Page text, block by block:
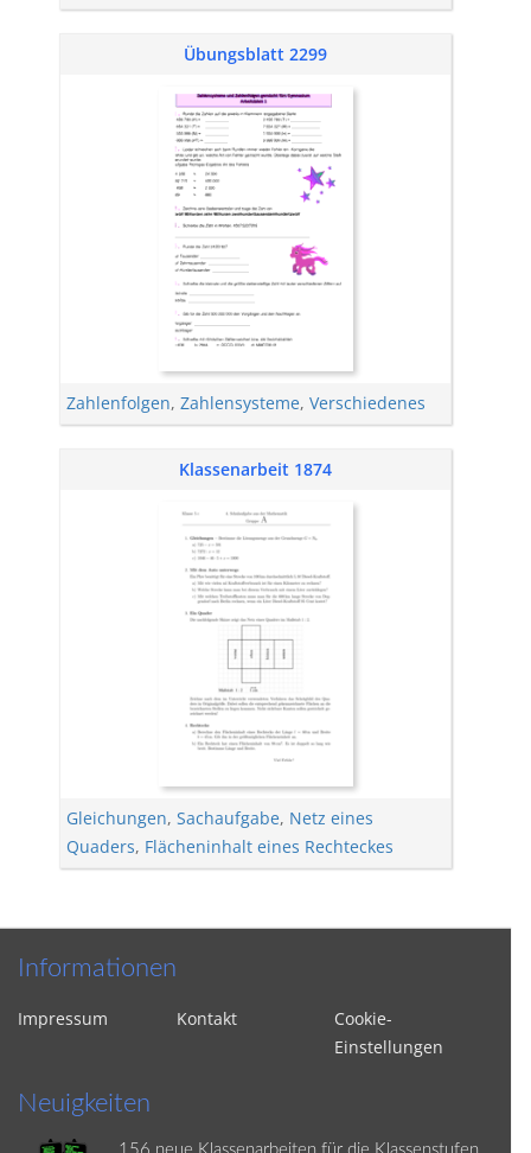
Übungsblatt 2299
Zahlenfolgen, Zahlensysteme, Verschiedenes
Klassenarbeit 1874
Gleichungen, Sachaufgabe, Netz eines
Quaders, Flächeninhalt eines Rechteckes
Informationen
Impressum Kontakt
Cookie-
Einstellungen
Neuigkeiten